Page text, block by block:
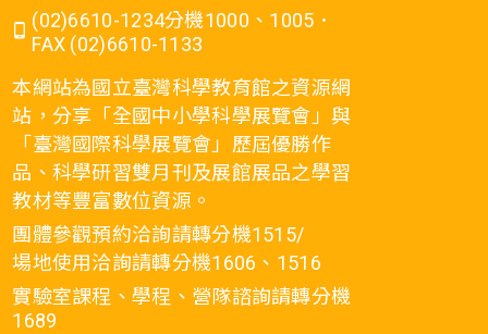
(02)6610-1234分機1000、1005．
FAX (02)6610-1133
本網站為國立臺灣科學教育館之資源網
站，分享「全國中小學科學展覽會」與
「臺灣國際科學展覽會」歷屆優勝作
品、科學研習雙月刊及展館展品之學習
教材等豐富數位資源。
團體參觀預約洽詢請轉分機1515/
場地使用洽詢請轉分機1606、1516
實驗室課程、學程、營隊諮詢請轉分機
1689